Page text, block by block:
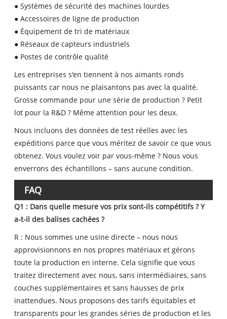
● Systèmes de sécurité des machines lourdes
● Accessoires de ligne de production
● Équipement de tri de matériaux
● Réseaux de capteurs industriels
● Postes de contrôle qualité
Les entreprises s'en tiennent à nos aimants ronds
puissants car nous ne plaisantons pas avec la qualité.
Grosse commande pour une série de production ? Petit
lot pour la R&D ? Même attention pour les deux.
Nous incluons des données de test réelles avec les
expéditions parce que vous méritez de savoir ce que vous
obtenez. Vous voulez voir par vous-même ? Nous vous
enverrons des échantillons – sans aucune condition.
FAQ
Q1 : Dans quelle mesure vos prix sont-ils compétitifs ? Y
a-t-il des balises cachées ?
R : Nous sommes une usine directe – nous nous
approvisionnons en nos propres matériaux et gérons
toute la production en interne. Cela signifie que vous
traitez directement avec nous, sans intermédiaires, sans
couches supplémentaires et sans hausses de prix
inattendues. Nous proposons des tarifs équitables et
transparents pour les grandes séries de production et les